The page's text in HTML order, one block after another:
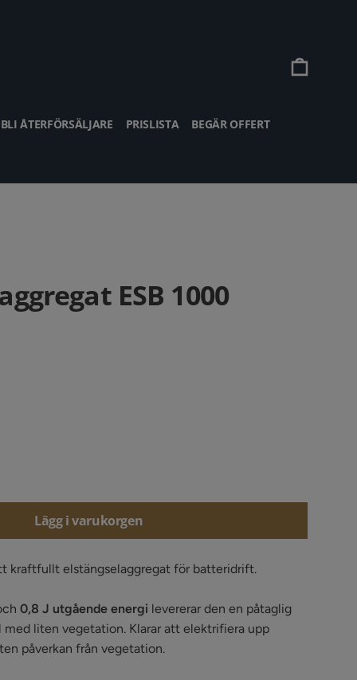
BLI ÅTERFÖRSÄLJARE PRISLISTA BEGÄR OFFERT
ESB 1000
Lägg i varukorgen
kraftfullt elstängselaggregat för batteridrift.
0,8 J utgående energi levererar den en påtaglig
med liten vegetation. Klarar att elektrifiera upp
påverkan från vegetation.